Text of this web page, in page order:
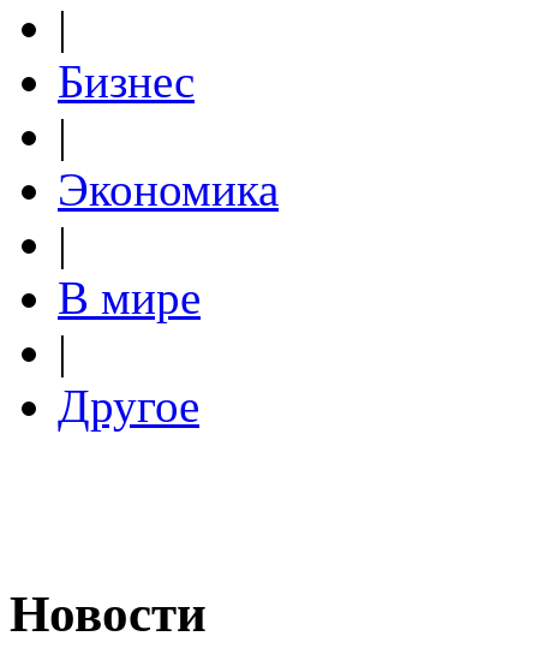
|
Бизнес
|
Экономика
|
В мире
|
Другое
Новости